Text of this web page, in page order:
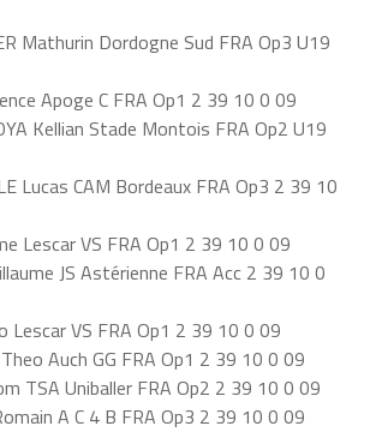
Mathurin Dordogne Sud FRA Op3 U19
Apoge C FRA Op1 2 39 10 0 09
Kellian Stade Montois FRA Op2 U19
Lucas CAM Bordeaux FRA Op3 2 39 10
Lescar VS FRA Op1 2 39 10 0 09
JS Astérienne FRA Acc 2 39 10 0
Lescar VS FRA Op1 2 39 10 0 09
Auch GG FRA Op1 2 39 10 0 09
TSA Uniballer FRA Op2 2 39 10 0 09
A C 4 B FRA Op3 2 39 10 0 09